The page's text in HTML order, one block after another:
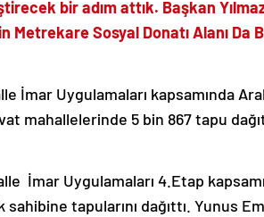
bir adım attık. Başkan
Metrekare Sosyal Donatı Alanı Da
İmar Uygulamaları kapsamında
mahallelerinde 5 bin 867 tapu
İmar Uygulamaları 4.Etap
tapularını dağıttı. Yunus